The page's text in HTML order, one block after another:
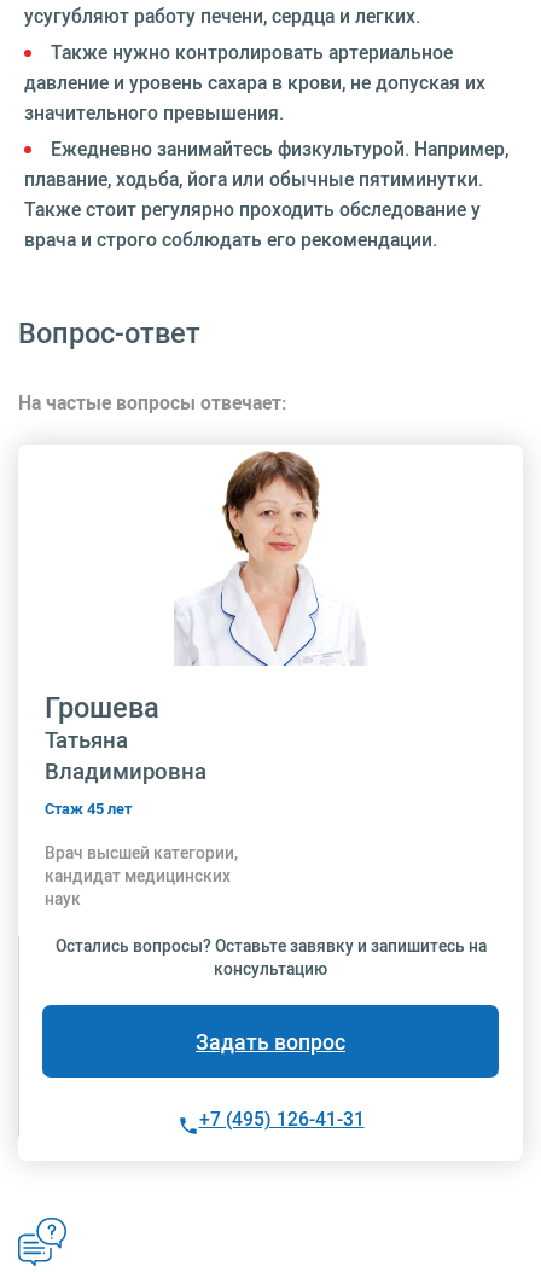
усугубляют работу печени, сердца и легких.
Также нужно контролировать артериальное
давление и уровень сахара в крови, не допуская их
значительного превышения.
Ежедневно занимайтесь физкультурой. Например,
плавание, ходьба, йога или обычные пятиминутки.
Также стоит регулярно проходить обследование у
врача и строго соблюдать его рекомендации.
Вопрос-ответ
На частые вопросы отвечает:
Грошева
Татьяна
Владимировна
Стаж 45 лет
Врач высшей категории,
кандидат медицинских
наук
Остались вопросы? Оставьте завявку и запишитесь на
консультацию
Задать вопрос
+7 (495) 126-41-31